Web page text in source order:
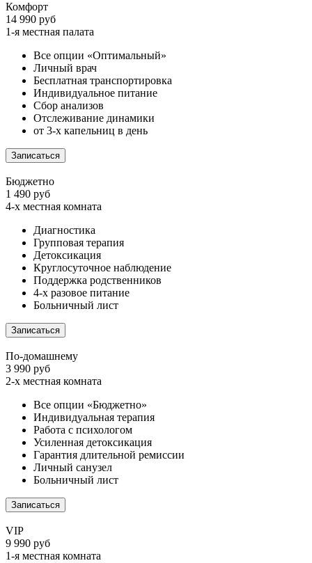
Комфорт
14 990 руб
1-я местная палата
Все опции «Оптимальный»
Личный врач
Бесплатная транспортировка
Индивидуальное питание
Сбор анализов
Отслеживание динамики
от 3-х капельниц в день
Записаться
Бюджетно
1 490 руб
4-х местная комната
Диагностика
Групповая терапия
Детоксикация
Круглосуточное наблюдение
Поддержка родственников
4-х разовое питание
Больничный лист
Записаться
По-домашнему
3 990 руб
2-х местная комната
Все опции «Бюджетно»
Индивидуальная терапия
Работа с психологом
Усиленная детоксикация
Гарантия длительной ремиссии
Личный санузел
Больничный лист
Записаться
VIP
9 990 руб
1-я местная комната